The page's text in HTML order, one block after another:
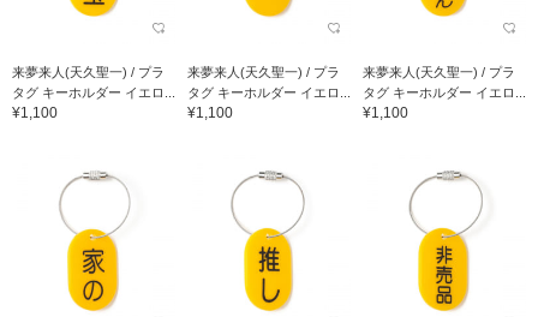
来夢来人(天久聖一) / プラ
タグ キーホルダー イエロ...
¥1,100
来夢来人(天久聖一) / プラ
タグ キーホルダー イエロ...
¥1,100
来夢来人(天久聖一) / プラ
タグ キーホルダー イエロ...
¥1,100